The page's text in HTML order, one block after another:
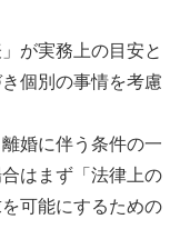
が実務上の目安と
個別の事情を考慮
婚に伴う条件の一
はまず「法律上の
可能にするための